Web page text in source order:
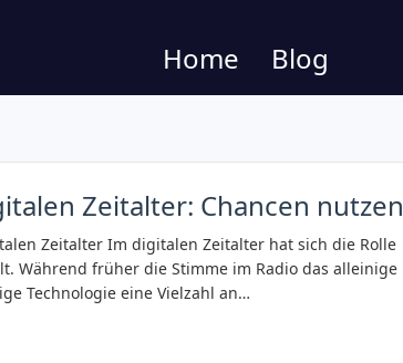
Home Blog
Zeitalter: Chancen nutzen
Zeitalter Im digitalen Zeitalter hat sich die Rolle
Während früher die Stimme im Radio das alleinige
Technologie eine Vielzahl an…